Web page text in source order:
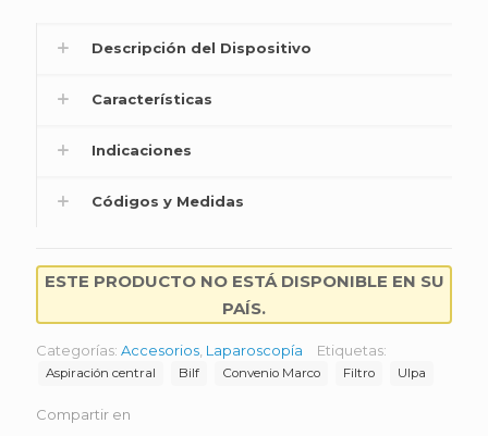
Descripción del Dispositivo
Características
Indicaciones
Códigos y Medidas
ESTE PRODUCTO NO ESTÁ DISPONIBLE EN SU
PAÍS.
Categorías: Accesorios Laparoscopía Etiquetas:
Aspiración central Bilf Convenio Marco Filtro Ulpa
Compartir en